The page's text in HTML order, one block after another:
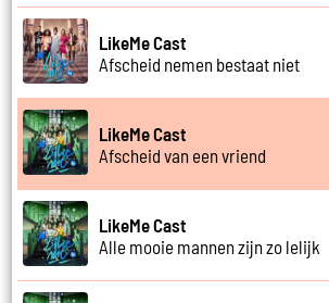
LikeMe Cast
Afscheid nemen bestaat niet
LikeMe Cast
Afscheid van een vriend
LikeMe Cast
Alle mooie mannen zijn zo lelijk